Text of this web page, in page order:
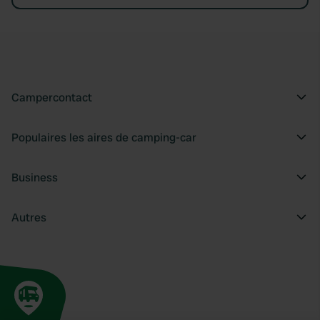
Campercontact
Populaires les aires de camping-car
Business
Autres